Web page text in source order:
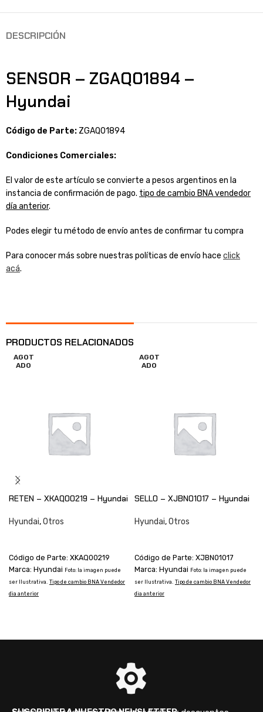
DESCRIPCIÓN
SENSOR – ZGAQ01894 –
Hyundai
Código de Parte: ZGAQ01894
Condiciones Comerciales:
El valor de este artículo se convierte a pesos argentinos en la
instancia de confirmación de pago. tipo de cambio BNA vendedor
día anterior.
Podes elegir tu método de envío antes de confirmar tu compra
Para conocer más sobre nuestras políticas de envío hace click
acá.
PRODUCTOS RELACIONADOS
AGOT
ADO
RETEN – XKAQ00219 – Hyundai
Hyundai,Otros
Código de Parte: XKAQ00219
Marca: Hyundai Foto: la imagen puede
ser Ilustrativa. Tipo de cambio BNA Vendedor
dia anterior
AGOT
ADO
SELLO – XJBN01017 – Hyundai
Hyundai,Otros
Código de Parte: XJBN01017
Marca: Hyundai Foto: la imagen puede
ser Ilustrativa. Tipo de cambio BNA Vendedor
dia anterior